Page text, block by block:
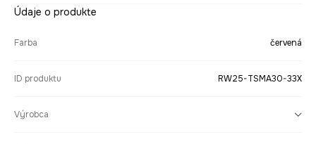
Údaje o produkte
Farba červená
ID produktu RW25-TSMA30-33X
Výrobca